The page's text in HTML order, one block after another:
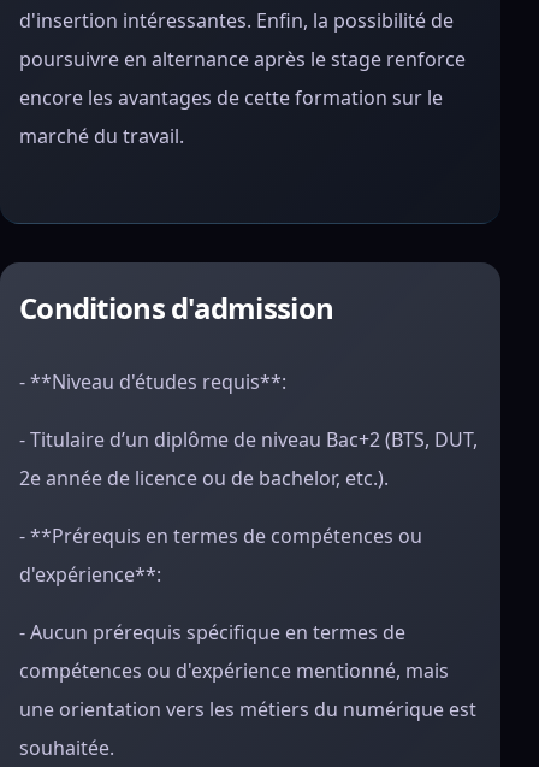
d'insertion intéressantes. Enfin, la possibilité de
poursuivre en alternance après le stage renforce
encore les avantages de cette formation sur le
marché du travail.
Conditions d'admission
- **Niveau d'études requis**:
- Titulaire d’un diplôme de niveau Bac+2 (BTS, DUT,
2e année de licence ou de bachelor, etc.).
- **Prérequis en termes de compétences ou
d'expérience**:
- Aucun prérequis spécifique en termes de
compétences ou d'expérience mentionné, mais
une orientation vers les métiers du numérique est
souhaitée.